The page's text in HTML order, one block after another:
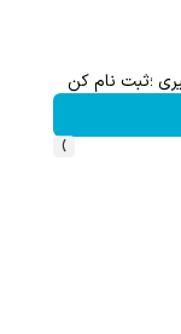
؛ثبت نام کن
›